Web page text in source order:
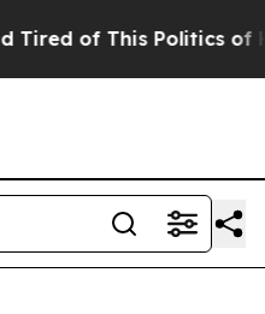
of This Politics of